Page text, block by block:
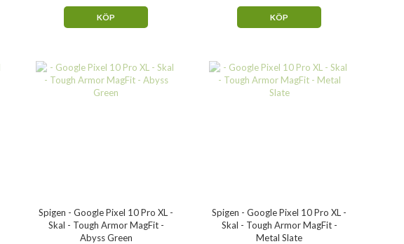
KÖP KÖP
Spigen - Google Pixel 10 Pro XL -
Skal - Tough Armor MagFit -
Abyss Green
Spigen - Google Pixel 10 Pro XL -
Skal - Tough Armor MagFit -
Metal Slate